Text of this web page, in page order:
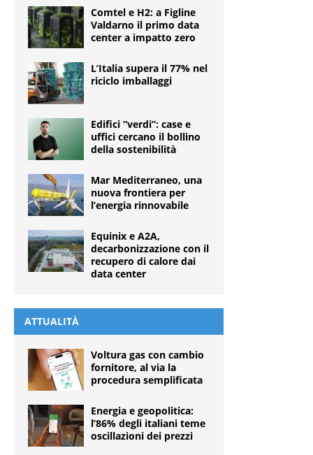
Comtel e H2: a Figline
Valdarno il primo data
center a impatto zero
L’Italia supera il 77% nel
riciclo imballaggi
Edifici “verdi”: case e
uffici cercano il bollino
della sostenibilità
Mar Mediterraneo, una
nuova frontiera per
l’energia rinnovabile
Equinix e A2A,
decarbonizzazione con il
recupero di calore dai
data center
ATTUALITÀ
Voltura gas con cambio
fornitore, al via la
procedura semplificata
Energia e geopolitica:
l’86% degli italiani teme
oscillazioni dei prezzi